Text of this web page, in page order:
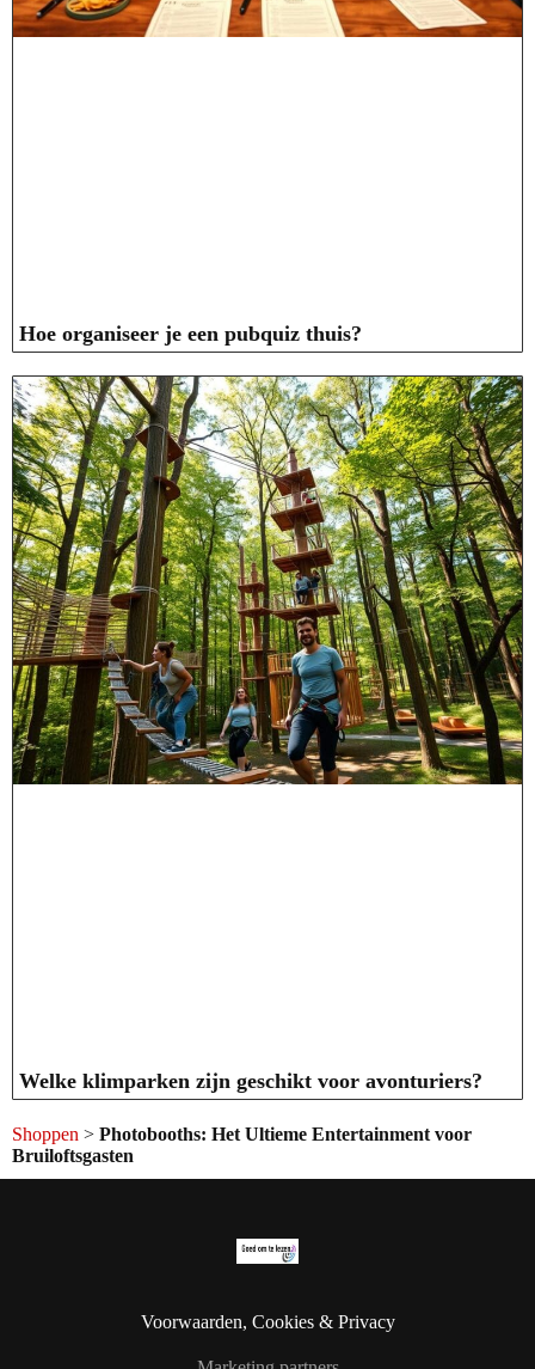
Hoe organiseer je een pubquiz thuis?
Welke klimparken zijn geschikt voor avonturiers?
Shoppen > Photobooths: Het Ultieme Entertainment voor
Bruiloftsgasten
Voorwaarden, Cookies & Privacy